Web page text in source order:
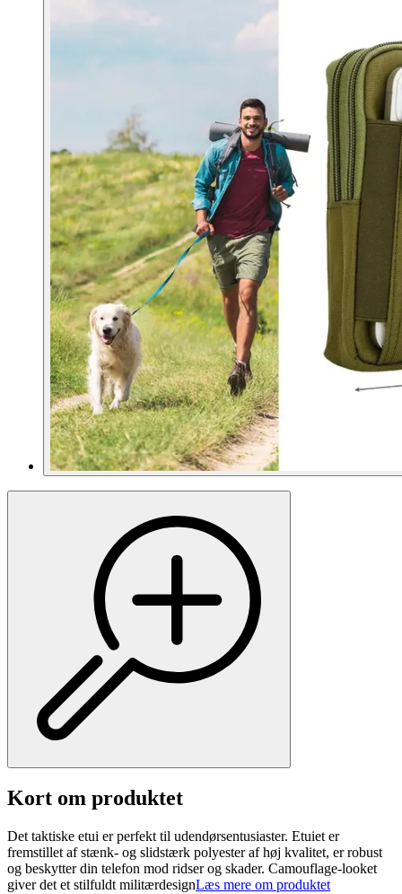
Kort om produktet
Det taktiske etui er perfekt til udendørsentusiaster. Etuiet er
fremstillet af stænk- og slidstærk polyester af høj kvalitet, er robust
og beskytter din telefon mod ridser og skader. Camouflage-looket
giver det et stilfuldt militærdesignLæs mere om produktet